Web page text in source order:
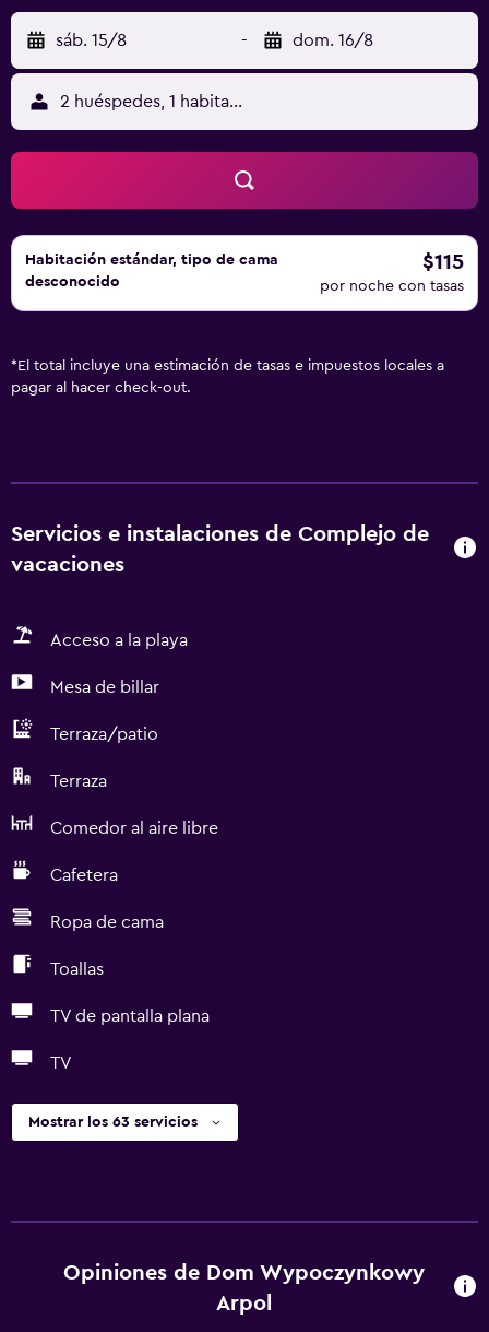
trayecto conduciendo de Port of Kolobrzeg.
sáb. 15/8 - dom. 16/8
2 huéspedes, 1 habitación
Habitación estándar, tipo de cama
desconocido
$115
por noche con tasas
* El total incluye una estimación de tasas e impuestos locales a
pagar al hacer check-out.
Servicios e instalaciones de Complejo de
vacaciones
Acceso a la playa
Mesa de billar
Terraza/patio
Terraza
Comedor al aire libre
Cafetera
Ropa de cama
Toallas
TV de pantalla plana
TV
Mostrar los 63 servicios
Opiniones de Dom Wypoczynkowy
Arpol